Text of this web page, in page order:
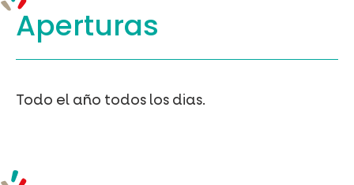
Aperturas
Todo el año todos los dias.